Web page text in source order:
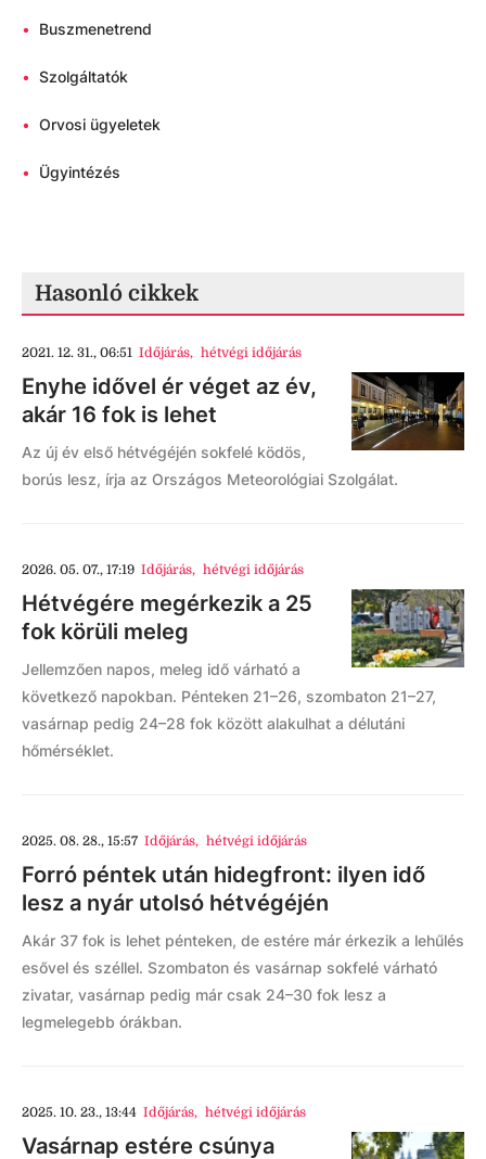
• Buszmenetrend
• Szolgáltatók
• Orvosi ügyeletek
• Ügyintézés
Hasonló cikkek
2021. 12. 31., 06:51 Időjárás, hétvégi időjárás
Enyhe idővel ér véget az év,
akár 16 fok is lehet
Az új év első hétvégéjén sokfelé ködös,
borús lesz, írja az Országos Meteorológiai Szolgálat.
2026. 05. 07., 17:19 Időjárás, hétvégi időjárás
Hétvégére megérkezik a 25
fok körüli meleg
Jellemzően napos, meleg idő várható a
következő napokban. Pénteken 21–26, szombaton 21–27,
vasárnap pedig 24–28 fok között alakulhat a délutáni
hőmérséklet.
2025. 08. 28., 15:57 Időjárás, hétvégi időjárás
Forró péntek után hidegfront: ilyen idő
lesz a nyár utolsó hétvégéjén
Akár 37 fok is lehet pénteken, de estére már érkezik a lehűlés
esővel és széllel. Szombaton és vasárnap sokfelé várható
zivatar, vasárnap pedig már csak 24–30 fok lesz a
legmelegebb órákban.
2025. 10. 23., 13:44 Időjárás, hétvégi időjárás
Vasárnap estére csúnya